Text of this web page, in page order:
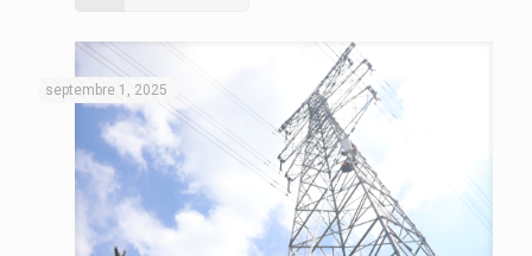
septembre 1, 2025